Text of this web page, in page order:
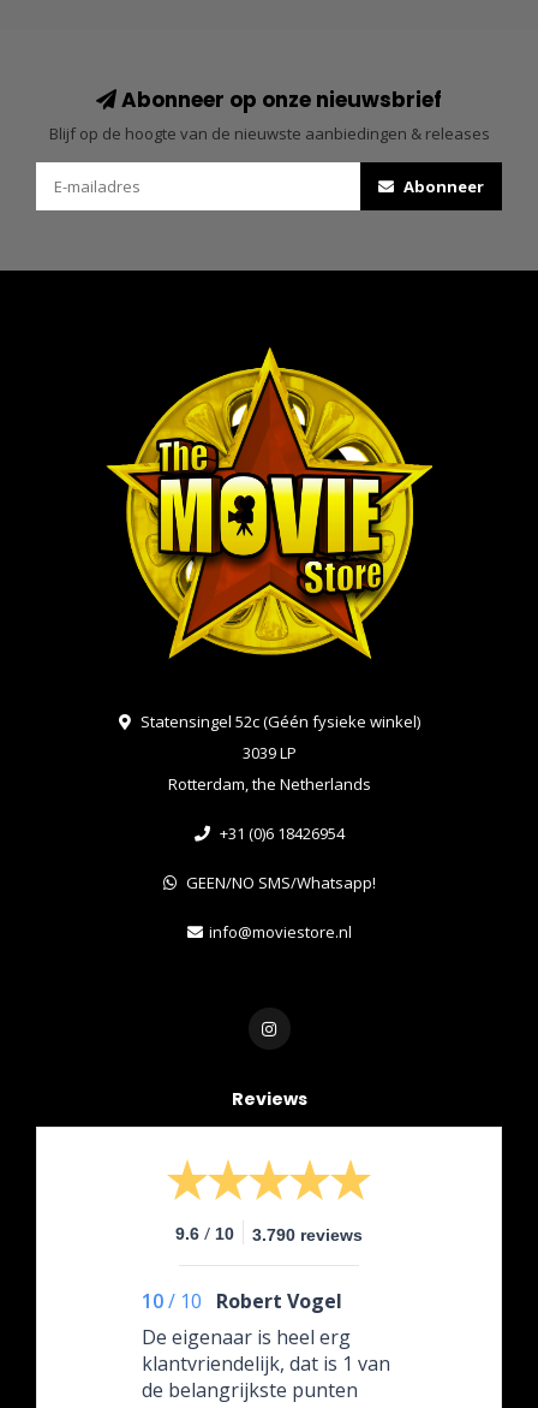
Abonneer op onze nieuwsbrief
Blijf op de hoogte van de nieuwste aanbiedingen & releases
Abonneer
Statensingel 52c (Géén fysieke winkel)
3039 LP
Rotterdam, the Netherlands
+31 (0)6 18426954
GEEN/NO SMS/Whatsapp!
info@moviestore.nl
Reviews
9.6 / 10 3.790 reviews
10/ 10
Robert Vogel
De eigenaar is heel erg
klantvriendelijk, dat is 1 van
de belangrijkste punten